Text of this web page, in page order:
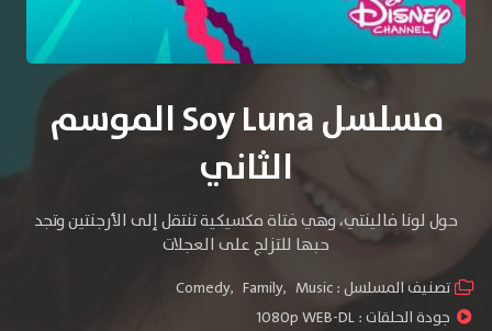
مسلسل Soy Luna الموسم
الثاني
حول لونا فالينتي، وهي فتاة مكسيكية تنتقل إلى الأرجنتين وتجد
حبها للتزلج على العجلات
تصنيف المسلسل : Comedy, Family, Music
جودة الحلقات :1080p WEB-DL